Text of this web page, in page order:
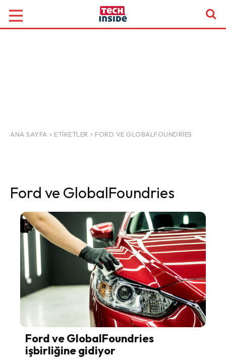
ANA SAYFA ETIKETLER FORD VE GLOBALFOUNDRIES
Ford ve GlobalFoundries
Ford ve GlobalFoundries
işbirliğine gidiyor